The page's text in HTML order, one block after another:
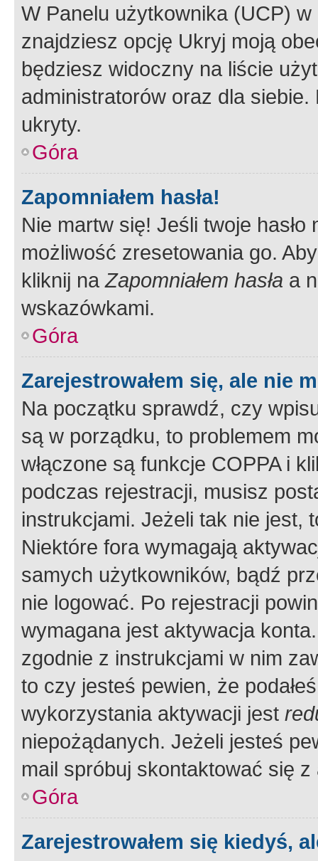
W Panelu użytkownika (UCP) w
znajdziesz opcję Ukryj moją
będziesz widoczny na liście
administratorów oraz dla
ukryty.
Góra
Zapomniałem hasła!
Nie martw się! Jeśli twoje
możliwość zresetowania go.
kliknij naZapomniałem hasła a
wskazówkami.
Góra
Zarejestrowałem się, ale nie
Na początku sprawdź, czy
są w porządku, to problemem
włączone są funkcje COPPA i
podczas rejestracji, musisz
instrukcjami. Jeżeli tak nie jest,
Niektóre fora wymagają
samych użytkowników, bądź
nie logować. Po rejestracji
wymagana jest aktywacja
zgodnie z instrukcjami w nim
to czy jesteś pewien, że
wykorzystania aktywacji jest
niepożądanych. Jeżeli jesteś
mail spróbuj skontaktować się
Góra
Zarejestrowałem się kiedyś,